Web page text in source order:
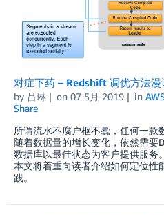
对症下药 – Redshift 调优方法漫
by 吕琳 on 07 5月 2019 in
Share
所谓流水不腐户枢不蠹，任何一款
随着数据量的增长变化，依然需要
数据库以最佳状态为客户提供服务
本文将着重向读者介绍如何定位性
践。